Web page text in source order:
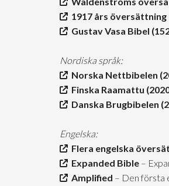
1917 års översättning
Gustav Vasa Bibel
Nordiska språk:
Norska Nettbibelen
Finska Raamattu
Danska Brugbibelen
Engelska:
Flera engelska
Expanded Bible –
Amplified – Den första